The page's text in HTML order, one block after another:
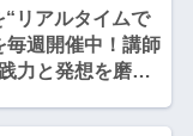
リアルタイムで
毎週開催中！講師
力と発想を磨け